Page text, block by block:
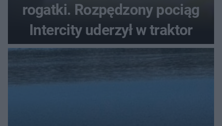
rogatki. Rozpędzony pociąg
Intercity uderzył w traktor